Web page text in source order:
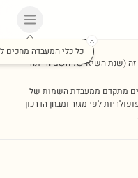
כל כלי המעבדה מחכים
(שנת השיא של השם הייתה
מתקדם ממעבדת השמות של
לפי מגזר ומבחן הדרכון